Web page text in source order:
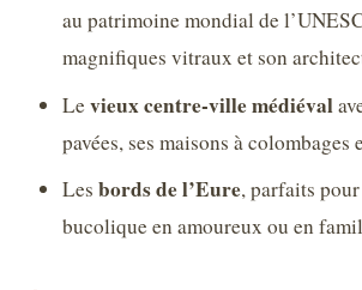
au patrimoine mondial de
magnifiques vitraux et son
Levieux centre-ville médiéval
pavées, ses maisons à colombages
Lesbords de l’Eure, parfaits
bucolique en amoureux ou en